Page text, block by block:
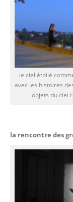
le ciel étoilé
avec les histoires
objets du ciel
la rencontre des